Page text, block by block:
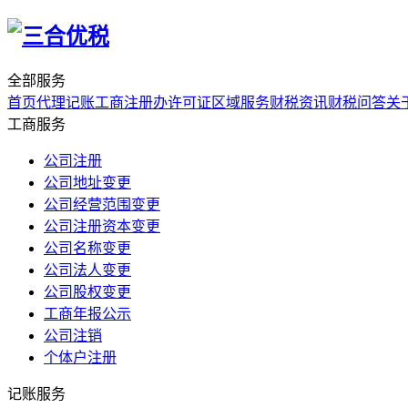
全部服务
首页代理记账工商注册办许可证 区域服务财税资讯财税问答关
工商服务
公司注册
公司地址变更
公司经营范围变更
公司注册资本变更
公司名称变更
公司法人变更
公司股权变更
工商年报公示
公司注销
个体户注册
记账服务